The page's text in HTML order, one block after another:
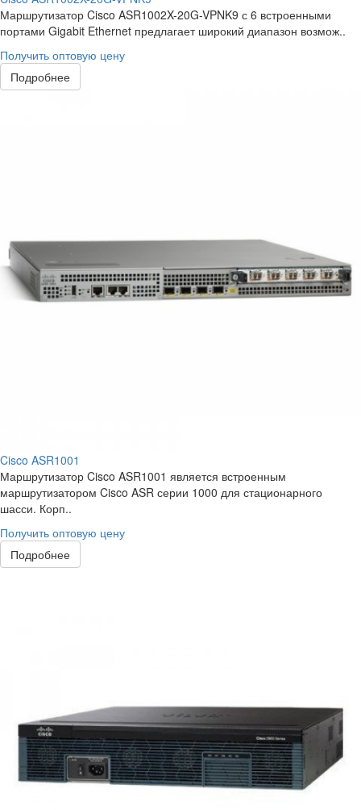
Маршрутизатор Cisco ASR1002X-20G-VPNK9 с 6 встроенными
портами Gigabit Ethernet предлагает широкий диапазон возмож..
Получить оптовую цену
Подробнее
Cisco ASR1001
Маршрутизатор Cisco ASR1001 является встроенным
маршрутизатором Cisco ASR серии 1000 для стационарного
шасси. Корп..
Получить оптовую цену
Подробнее